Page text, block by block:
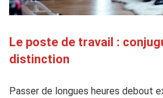
Le poste de travail :
distinction
Passer de longues heures debout